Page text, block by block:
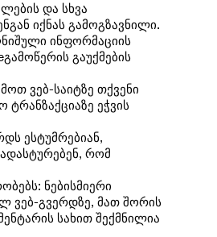
და სხვა
იქნას გამოგზავნილი.
ინფორმაციის
გამოწერის გაუქმების
ვებ-საიტზე თქვენი
ეჭვის
ესტუმრებიან,
რომ
ნებისმიერი
ვებ-გვერდზე, მათ შორის
სახით შექმნილია